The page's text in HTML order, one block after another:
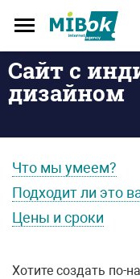
Toggle
navigation
Сайт с
дизайном
Что мы умеем?
Подходит ли это
Цены и сроки
Хотите создать по-